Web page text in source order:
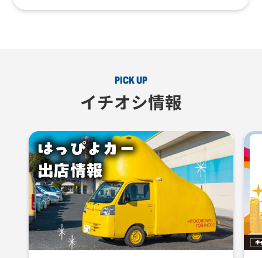
PICK UP
イチオシ情報